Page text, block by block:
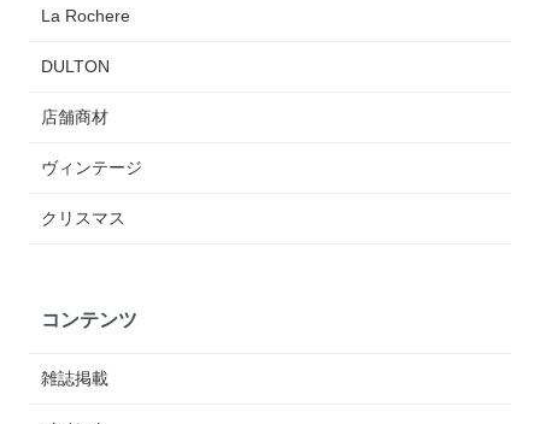
La Rochere
DULTON
店舗商材
ヴィンテージ
クリスマス
コンテンツ
雑誌掲載